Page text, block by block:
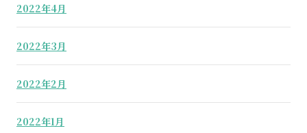
2022年4月
2022年3月
2022年2月
2022年1月